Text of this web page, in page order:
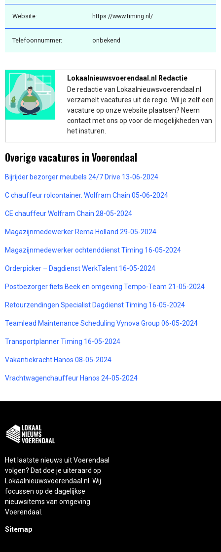
Website: https://www.timing.nl/
Telefoonnummer: onbekend
Lokaalnieuwsvoerendaal.nl Redactie
De redactie van Lokaalnieuwsvoerendaal.nl
verzamelt vacatures uit de regio. Wil je zelf een
vacature op onze website plaatsen? Neem
contact met ons op voor de mogelijkheden van
het insturen.
Overige vacatures in Voerendaal
Bijrijder bezorger meubels 24/7 Drive 13-06-2024
C chauffeur rolcontainer. Wolfram Chain 05-06-2024
CE chauffeur Wolfram Chain 28-05-2024
Magazijnmedewerker Rema Holland 29-05-2024
Magazijnmedewerker ochtenddienst Timing 16-05-2024
Orderpicker – Dagdienst WerkTalent 16-05-2024
Postbezorger fiets Beek en omgeving Tempo-Team 21-05-2024
Retourzendingen Specialist Dagdienst Timing 16-05-2024
Teamlead Maintenance Scheduling Vynova Group 06-05-2024
Transportplanner Timing 16-05-2024
Vakantiekracht Hanos 08-05-2024
Vrachtwagenchauffeur Hanos 24-05-2024
Het laatste nieuws uit Voerendaal
volgen? Dat doe je uiteraard op
Lokaalnieuwsvoerendaal.nl. Wij
focussen op de dagelijkse
nieuwsitems van omgeving
Voerendaal.
Sitemap